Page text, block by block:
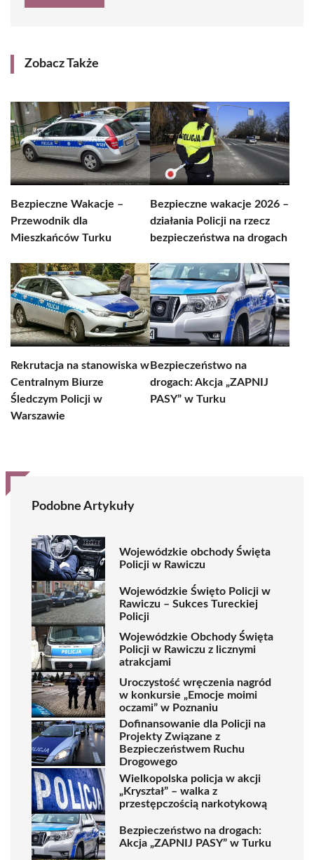
Zobacz Także
Bezpieczne Wakacje –
Przewodnik dla
Mieszkańców Turku
Bezpieczne wakacje 2026 –
działania Policji na rzecz
bezpieczeństwa na drogach
Rekrutacja na stanowiska w
Centralnym Biurze
Śledczym Policji w
Warszawie
Bezpieczeństwo na
drogach: Akcja „ZAPNIJ
PASY” w Turku
Podobne Artykuły
Wojewódzkie obchody Święta
Policji w Rawiczu
Wojewódzkie Święto Policji w
Rawiczu – Sukces Tureckiej
Policji
Wojewódzkie Obchody Święta
Policji w Rawiczu z licznymi
atrakcjami
Uroczystość wręczenia nagród
w konkursie „Emocje moimi
oczami” w Poznaniu
Dofinansowanie dla Policji na
Projekty Związane z
Bezpieczeństwem Ruchu
Drogowego
Wielkopolska policja w akcji
„Kryształ” – walka z
przestępczością narkotykową
Bezpieczeństwo na drogach:
Akcja „ZAPNIJ PASY” w Turku